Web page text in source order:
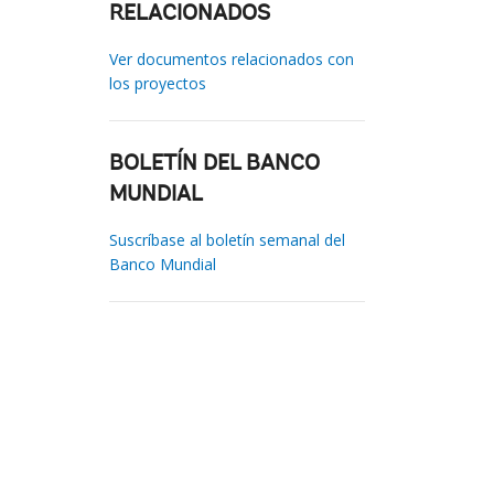
RELACIONADOS
Ver documentos relacionados con
los proyectos
BOLETÍN DEL BANCO
MUNDIAL
Suscríbase al boletín semanal del
Banco Mundial